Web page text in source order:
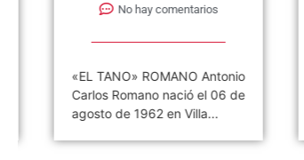
No hay comentarios
«EL TANO» ROMANO Antonio
Carlos Romano nació el 06 de
agosto de 1962 en Villa...